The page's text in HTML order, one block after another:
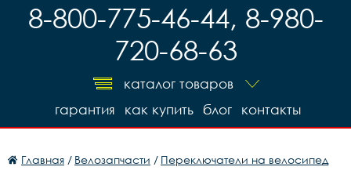
8-800-775-46-44, 8-980-
720-68-63
каталог товаров
контакты
блог
как купить
гарантия
Главная / Велозапчасти / Переключатели на велосипед